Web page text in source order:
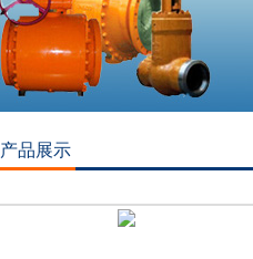
产品展示